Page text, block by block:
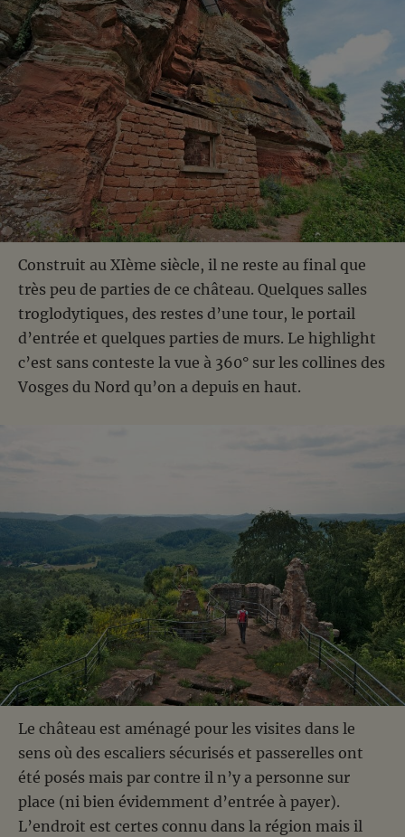
Construit au XIème siècle, il ne reste au final que
très peu de parties de ce château. Quelques salles
troglodytiques, des restes d’une tour, le portail
d’entrée et quelques parties de murs. Le highlight
c’est sans conteste la vue à 360° sur les collines des
Vosges du Nord qu’on a depuis en haut.
Le château est aménagé pour les visites dans le
sens où des escaliers sécurisés et passerelles ont
été posés mais par contre il n’y a personne sur
place (ni bien évidemment d’entrée à payer).
L’endroit est certes connu dans la région mais il